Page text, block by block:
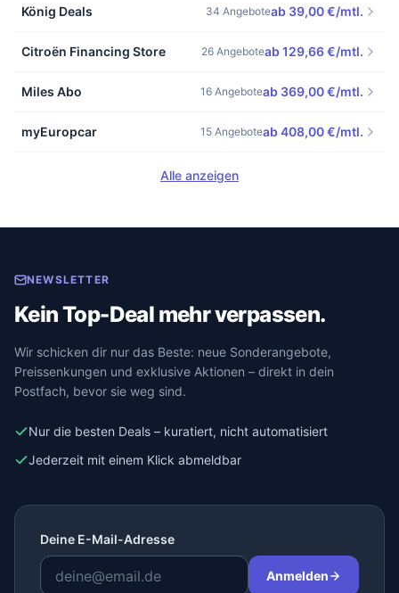
König Deals 34 Angeboteab 39,00 €/mtl.
Citroën Financing Store 26 Angeboteab 129,66 €/mtl.
Miles Abo 16 Angeboteab 369,00 €/mtl.
myEuropcar 15 Angeboteab 408,00 €/mtl.
Alle anzeigen
NEWSLETTER
Kein Top-Deal mehr verpassen.
Wir schicken dir nur das Beste: neue Sonderangebote,
Preissenkungen und exklusive Aktionen – direkt in dein
Postfach, bevor sie weg sind.
Nur die besten Deals – kuratiert, nicht automatisiert
Jederzeit mit einem Klick abmeldbar
Deine E-Mail-Adresse
Anmelden